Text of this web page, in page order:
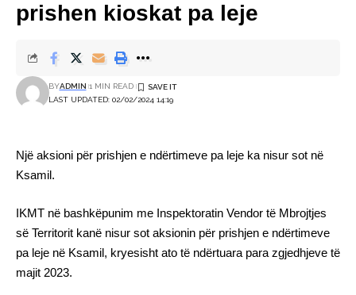
prishen kioskat pa leje
LAST UPDATED: 02/02/2024 14:19
BYADMIN 1 MIN READ
Një aksioni për prishjen e ndërtimeve pa leje ka nisur sot në
Ksamil.
IKMT në bashkëpunim me Inspektoratin Vendor të Mbrojtjes
së Territorit kanë nisur sot aksionin për prishjen e ndërtimeve
pa leje në Ksamil, kryesisht ato të ndërtuara para zgjedhjeve të
majit 2023.